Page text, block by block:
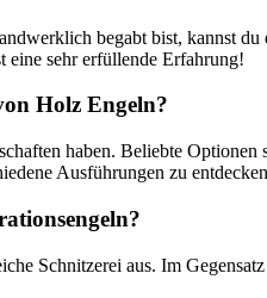
begabt bist, kannst
eine‌ sehr erfüllende Erfahrung!
⁢Holz ​Engeln?
haben. Beliebte
Ausführungen zu
Schnitzerei aus. ⁣Im